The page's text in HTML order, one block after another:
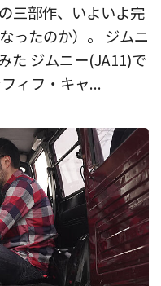
三部作、いよいよ完
ったのか）。 ジムニ
た ジムニー(JA11)で
ィフ・キャ...